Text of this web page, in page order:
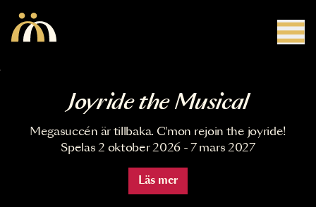
Joyride the Musical
Megasuccén är tillbaka. C'mon rejoin the joyride!
Spelas 2 oktober 2026 - 7 mars 2027
Läs mer